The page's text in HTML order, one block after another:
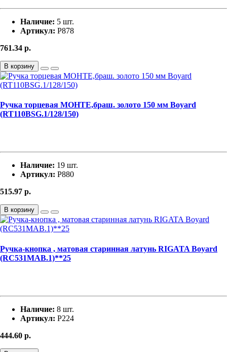
Наличие: 5 шт.
Артикул: Р878
761.34 р.
В корзину
Ручка торцевая МОНТЕ,браш. золото 150 мм Boyard
(RT110BSG.1/128/150)
Наличие: 19 шт.
Артикул: Р880
515.97 р.
В корзину
Ручка-кнопка , матовая старинная латунь RIGATA Boyard
(RC531MAB.1)**25
Наличие: 8 шт.
Артикул: Р224
444.60 р.